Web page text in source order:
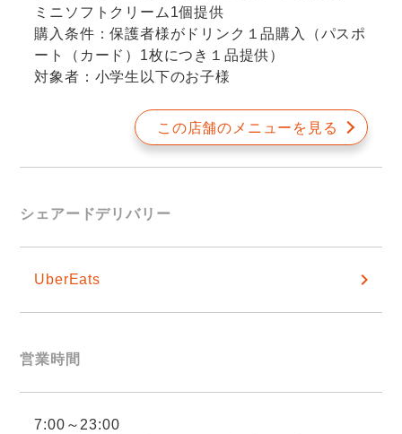
ミニソフトクリーム1個提供
購入条件：保護者様がドリンク１品購入（パスポ
ート（カード）1枚につき１品提供）
対象者：小学生以下のお子様
この店舗のメニューを見る
シェアードデリバリー
UberEats
営業時間
7:00～23:00